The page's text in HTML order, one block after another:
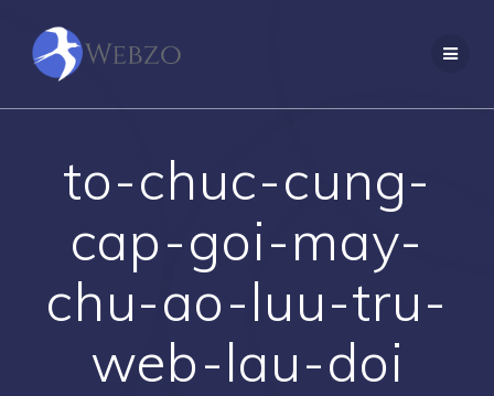
to-chuc-cung-
cap-goi-may-
chu-ao-luu-tru-
web-lau-doi